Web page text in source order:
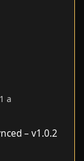
1 a
– v1.0.2